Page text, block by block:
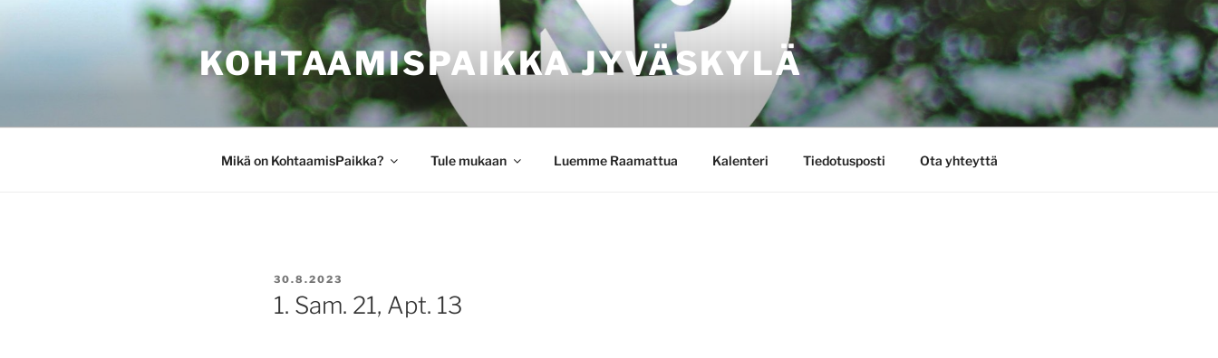
KOHTAAMISPAIKKA JYVÄSKYLÄ
Mikä on KohtaamisPaikka? Tule mukaan Luemme Raamattua Kalenteri Tiedotusposti Ota yhteyttä
JULKAISTU
30.8.2023
1. Sam. 21, Apt. 13